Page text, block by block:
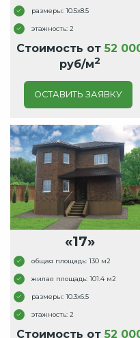
размеры: 10.5x8.5
этажность: 2
Стоимость от 52
руб/м2
ОСТАВИТЬ ЗАЯВКУ
«17»
общая площадь: 130 м2
жилая площадь: 101.4 м2
размеры: 10.3x6.5
этажность: 2
Стоимость от 52